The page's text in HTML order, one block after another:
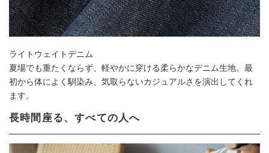
ライトウェイトデニム
夏場でも重たくならず、軽やかに穿ける柔らかなデニム生地。最
初から体によく馴染み、気取らないカジュアルさを演出してくれ
ます。
長時間座る、すべての人へ